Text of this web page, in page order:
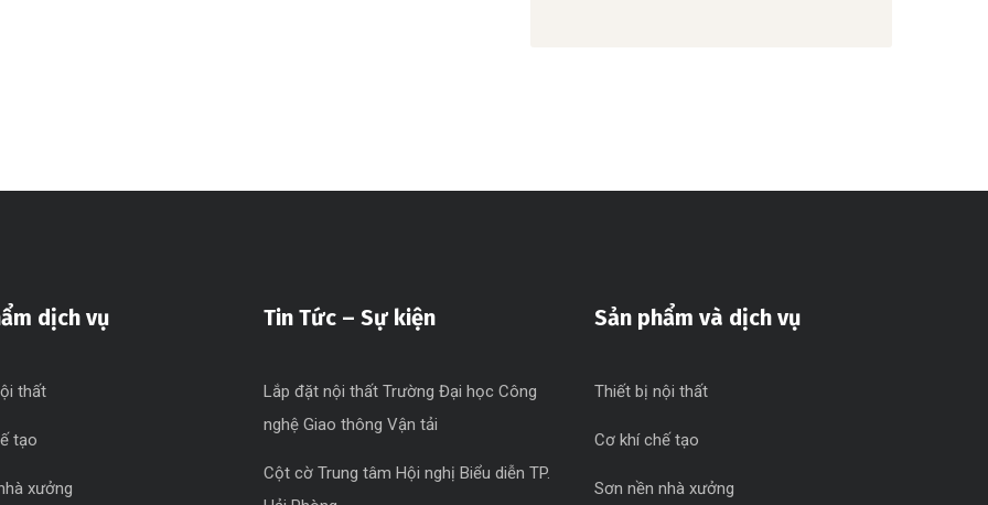
dịch vụ
thất
tạo
xưởng
Tin Tức – Sự kiện
Lắp đặt nội thất Trường Đại học Công
nghệ Giao thông Vận tải
Cột cờ Trung tâm Hội nghị Biểu diễn TP.
Sản phẩm và dịch vụ
Thiết bị nội thất
Cơ khí chế tạo
Sơn nền nhà xưởng